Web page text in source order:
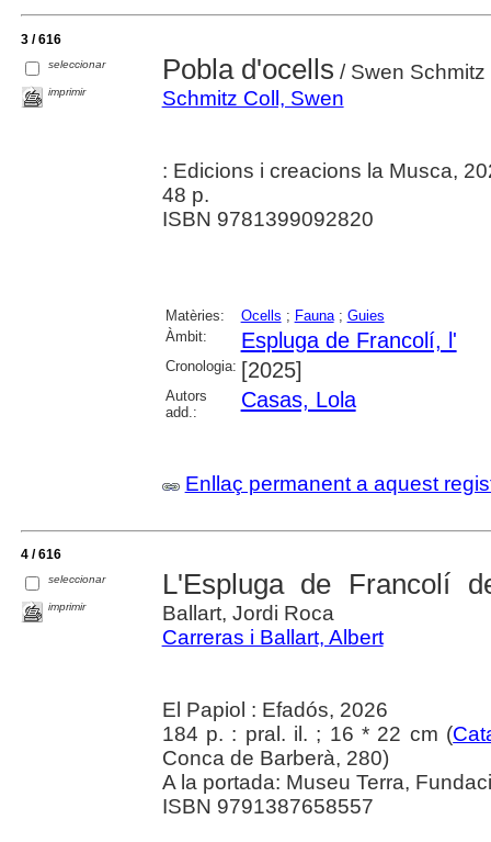
3 / 616
seleccionar
imprimir
Pobla d'ocells / Swen
Schmitz Coll, Swen
: Edicions i creacions la Musca,
48 p.
ISBN 9781399092820
Matèries: Ocells ; Fauna; Guies
Àmbit:
Espluga de Francolí, l'
Cronologia: [2025]
Autors
add.:
Casas, Lola
Enllaç permanent a aquest
4 / 616
seleccionar
imprimir
L'Espluga de Francolí
Ballart, Jordi Roca
Carreras i Ballart, Albert
El Papiol : Efadós, 2026
184 p. : pral. il. ; 16 * 22 cm (
Conca de Barberà, 280)
A la portada: Museu Terra,
ISBN 9791387658557